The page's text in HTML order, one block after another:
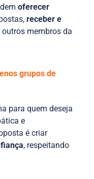
oferecer
receber e
membros da
grupos de
para quem deseja
e
é criar
, respeitando